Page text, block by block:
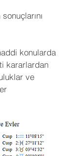
konularda
kararlardan
ve